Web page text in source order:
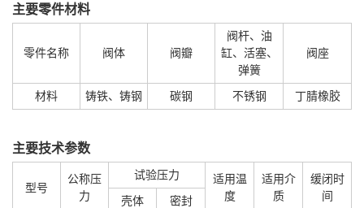
主要零件材料
零件名称 阀体 阀瓣
阀杆、油
缸、活塞、
弹簧
阀座
材料 铸铁、铸钢 碳钢 不锈钢 丁腈橡胶
主要技术参数
型号
公称压
力
试验压力
适用温
度
适用介
质
缓闭时
间
壳体
密封